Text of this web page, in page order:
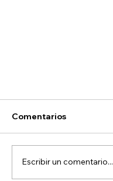
Comentarios
Escribir un comentario...